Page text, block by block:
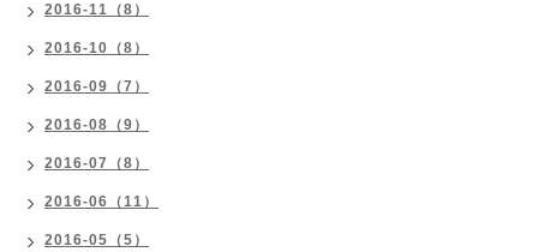
2016-11（8）
2016-10（8）
2016-09（7）
2016-08（9）
2016-07（8）
2016-06（11）
2016-05（5）